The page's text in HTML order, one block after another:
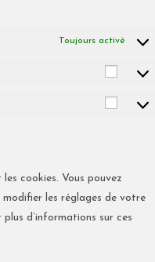
Toujours activé
cookies. Vous pouvez
les réglages de votre
d’informations sur ces